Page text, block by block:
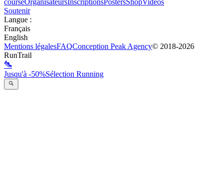
Soutenir
Langue :
Français
English
Mentions légalesFAQConception Peak Agency© 2018-2026
RunTrail
Jusqu'à -50%Sélection Running